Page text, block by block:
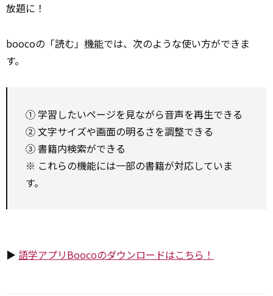
放題に！
boocoの「読む」 機能では、次のような使い方ができま
す。
① 学習したいページを見ながら音声を再生できる
② 文字サイズや画面の明るさを調整できる
③ 書籍内検索ができる
※ これらの機能には一部の書籍が対応していま
す。
▶ 語学アプリBoocoのダウンロードはこちら！